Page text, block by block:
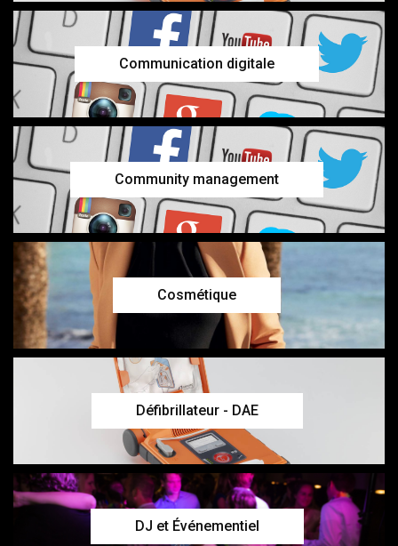
Communication digitale
Community management
Cosmétique
Défibrillateur - DAE
DJ et Événementiel